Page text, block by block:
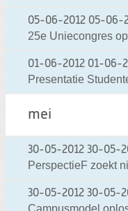
05-06-2012 05-06-
25e Uniecongres
01-06-2012 01-06-
Presentatie
mei
30-05-2012 30-05-
PerspectieF zoekt
30-05-2012 30-05-